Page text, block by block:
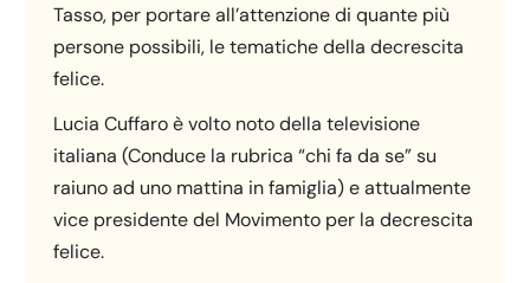
Tasso, per portare all’attenzione di quante più
persone possibili, le tematiche della decrescita
felice.
Lucia Cuffaro è volto noto della televisione
italiana (Conduce la rubrica “chi fa da se” su
raiuno ad uno mattina in famiglia) e attualmente
vice presidente del Movimento per la decrescita
felice.